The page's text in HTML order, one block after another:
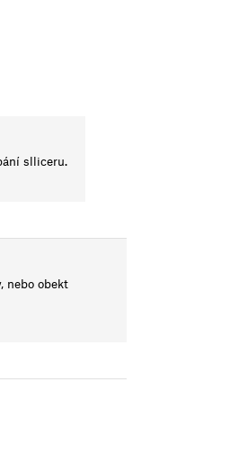
slliceru.
nebo obekt